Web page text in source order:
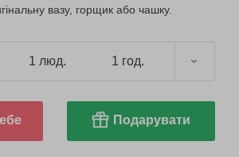
вазу, горщик або чашку.
1 люд. 1 год.
Подарувати